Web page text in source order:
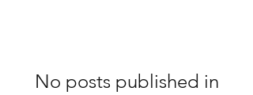
No posts published in